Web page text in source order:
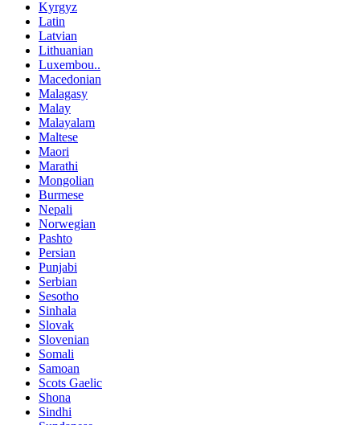
Kyrgyz
Latin
Latvian
Lithuanian
Luxembou..
Macedonian
Malagasy
Malay
Malayalam
Maltese
Maori
Marathi
Mongolian
Burmese
Nepali
Norwegian
Pashto
Persian
Punjabi
Serbian
Sesotho
Sinhala
Slovak
Slovenian
Somali
Samoan
Scots Gaelic
Shona
Sindhi